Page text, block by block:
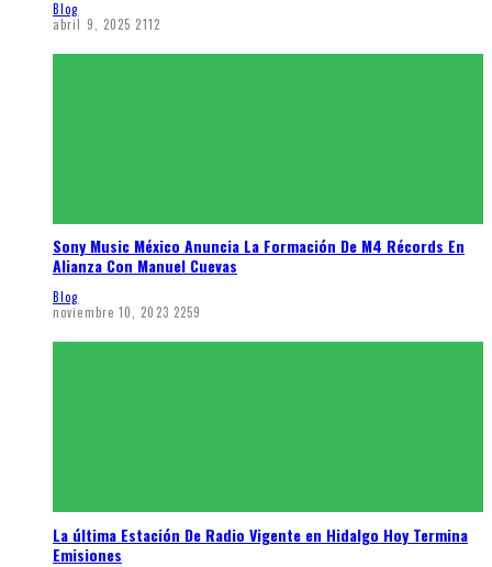
Blog
abril 9, 2025 2112
Sony Music México Anuncia La Formación De M4 Récords En
Alianza Con Manuel Cuevas
Blog
noviembre 10, 2023 2259
La última Estación De Radio Vigente en Hidalgo Hoy Termina
Emisiones